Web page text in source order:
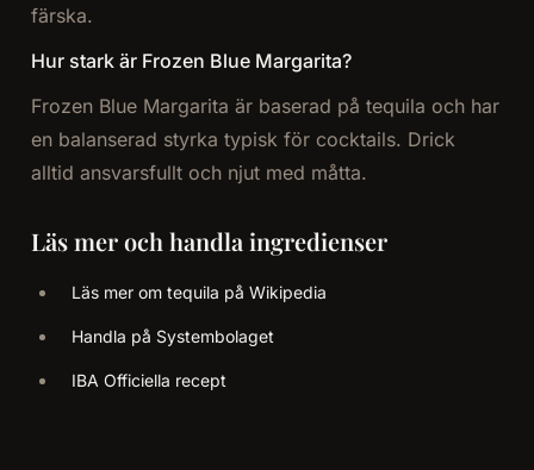
färska.
Hur stark är Frozen Blue Margarita?
Frozen Blue Margarita är baserad på tequila och har
en balanserad styrka typisk för cocktails. Drick
alltid ansvarsfullt och njut med måtta.
Läs mer och handla ingredienser
Läs mer om tequila på Wikipedia
Handla på Systembolaget
IBA Officiella recept